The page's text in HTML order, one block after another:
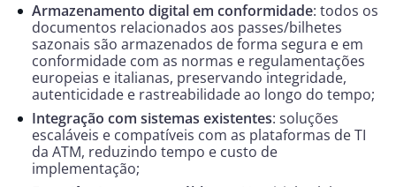
Armazenamento digital em conformidade: todos os
documentos relacionados aos passes/bilhetes
sazonais são armazenados de forma segura e em
conformidade com as normas e regulamentações
europeias e italianas, preservando integridade,
autenticidade e rastreabilidade ao longo do tempo;
Integração com sistemas existentes: soluções
escaláveis e compatíveis com as plataformas de TI
da ATM, reduzindo tempo e custo de
implementação;